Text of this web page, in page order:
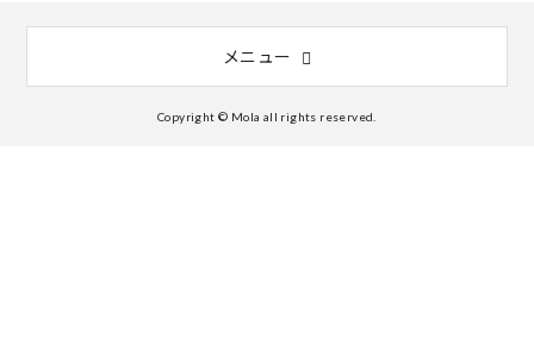
メニュー
Copyright © Mola all rights reserved.